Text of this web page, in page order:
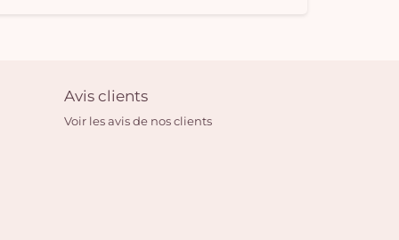
Avis clients
Voir les avis de nos clients